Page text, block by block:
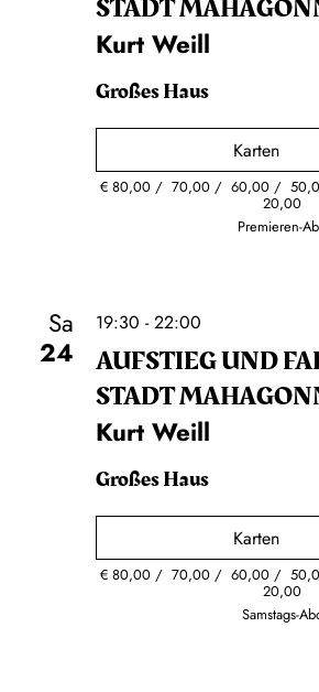
STADT
Kurt Weill
Großes Haus
Karten
€80,00 70,00 60,00
20,00
Premieren-
Sa
24
19:30 - 22:00
AUFSTIEG UND
STADT
Kurt Weill
Großes Haus
Karten
€80,00 70,00 60,00
20,00
Samstags-